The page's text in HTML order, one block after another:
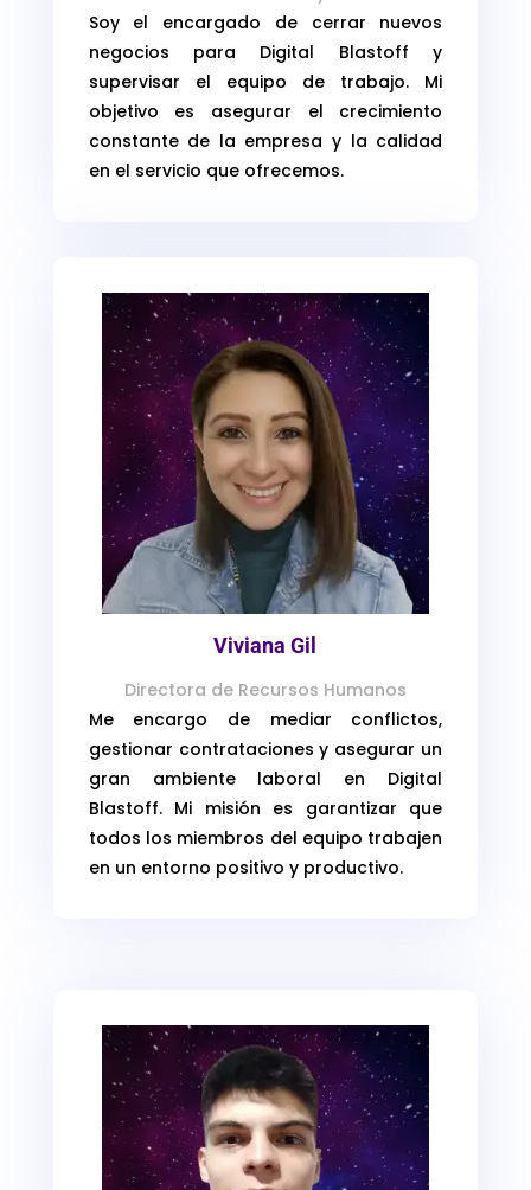
Soy el encargado de cerrar nuevos
negocios para Digital Blastoff y
supervisar el equipo de trabajo. Mi
objetivo es asegurar el crecimiento
constante de la empresa y la calidad
en el servicio que ofrecemos.
Viviana Gil
Directora de Recursos Humanos
Me encargo de mediar conflictos,
gestionar contrataciones y asegurar un
gran ambiente laboral en Digital
Blastoff. Mi misión es garantizar que
todos los miembros del equipo trabajen
en un entorno positivo y productivo.